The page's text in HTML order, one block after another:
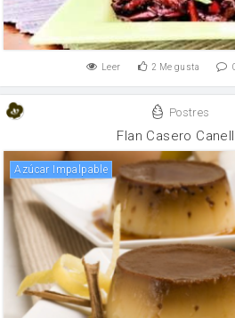
Leer 2 Me gusta
Postres
Flan Casero
Azúcar Impalpable